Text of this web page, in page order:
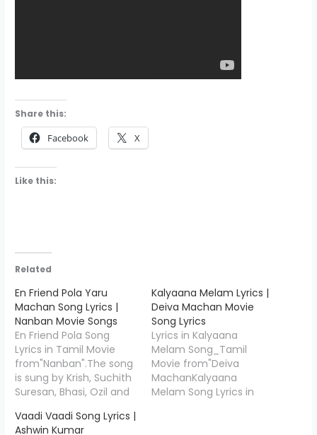
Share this:
Facebook X
Like this:
Related
En Friend Pola Yaru
Machan Song Lyrics |
Nanban Movie Songs
En Friend Pola Song
Lyrics in Tamil Movie
from"Nanban".The song
is sung by Krish, Suchith
Suresan, Bhasi, Ozil and
by Harris Jayaraj, En
Kalyaana Melam Lyrics |
Deiva Machan Movie
Song Lyrics
Lyrics in Kalyaana
Melam Song_Tamil
Movie from"Deiva
MachanKalyaana
Melam Song Lyrics in
Vaadi Vaadi Song Lyrics |
Ashwin Kumar